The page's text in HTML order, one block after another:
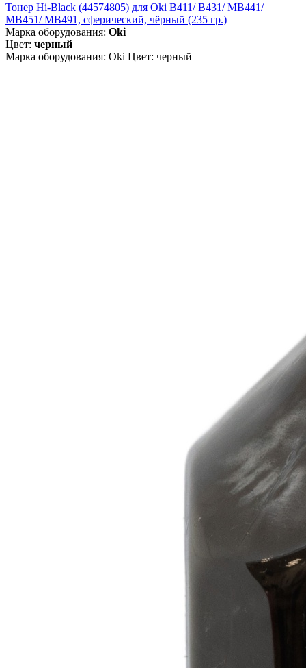
Тонер Hi-Black (44574805) для Oki B411/ B431/ MB441/
MB451/ MB491, сферический, чёрный (235 гр.)
Марка оборудования: Oki
Цвет: черный
Марка оборудования: Oki Цвет: черный